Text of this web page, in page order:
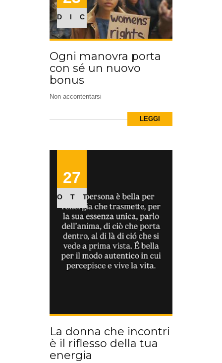
DIC
Ogni manovra porta
con sé un nuovo
bonus
Non accontentarsi
LEGGI
27
OTT
La donna che incontri
è il riflesso della tua
energia